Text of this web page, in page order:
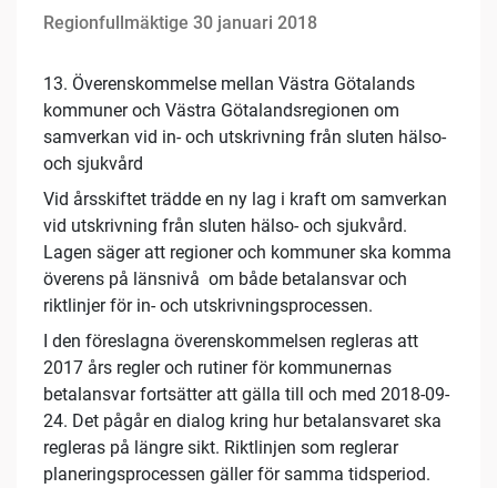
Regionfullmäktige 30 januari 2018
13. Överenskommelse mellan Västra Götalands
kommuner och Västra Götalandsregionen om
samverkan vid in- och utskrivning från sluten hälso-
och sjukvård
Vid årsskiftet trädde en ny lag i kraft om samverkan
vid utskrivning från sluten hälso- och sjukvård.
Lagen säger att regioner och kommuner ska komma
överens på länsnivå om både betalansvar och
riktlinjer för in- och utskrivningsprocessen.
I den föreslagna överenskommelsen regleras att
2017 års regler och rutiner för kommunernas
betalansvar fortsätter att gälla till och med 2018-09-
24. Det pågår en dialog kring hur betalansvaret ska
regleras på längre sikt. Riktlinjen som reglerar
planeringsprocessen gäller för samma tidsperiod.